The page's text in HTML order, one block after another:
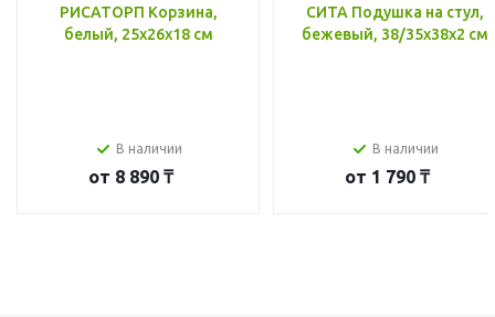
РИСАТОРП Корзина,
белый, 25x26x18 см
В наличии
от 8 890 ₸
СИТА Подушка на стул,
бежевый, 38/35x38x2 см
В наличии
от 1 790 ₸